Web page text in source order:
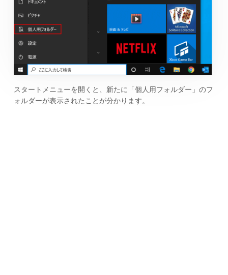
スタートメニューを開くと、新たに「個人用フォルダー」のフ
ォルダーが表示されたことが分かります。